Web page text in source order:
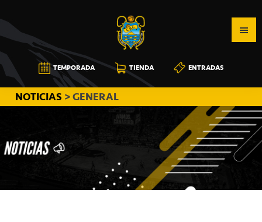
a
la
navegación
principal
al
contenido
principal
a
la
barra
lateral
principal
CB
CANARIAS
TEMPORADA TIENDA ENTRADAS
NOTICIAS > GENERAL